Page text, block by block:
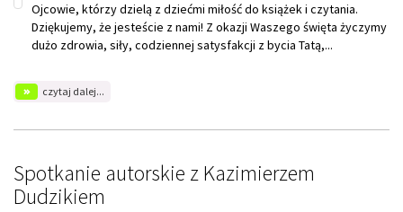
Ojcowie, którzy dzielą z dziećmi miłość do książek i czytania.
Dziękujemy, że jesteście z nami! Z okazji Waszego święta życzymy
dużo zdrowia, siły, codziennej satysfakcji z bycia Tatą,...
czytaj dalej...
Taty
Spotkanie autorskie z Kazimierzem
Dudzikiem